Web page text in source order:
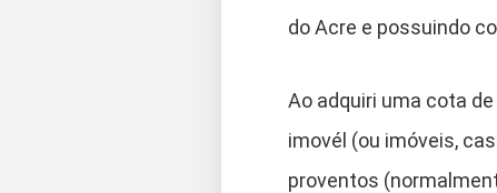
do Acre e possuindo
Ao adquiri uma cota
imovél (ou imóveis,
proventos